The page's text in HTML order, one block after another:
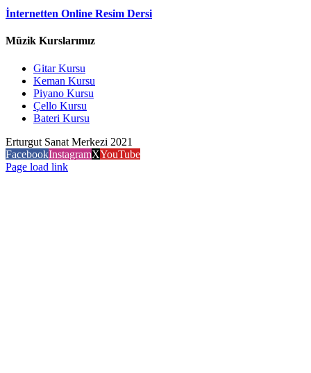
İnternetten Online Resim Dersi
Müzik Kurslarımız
Gitar Kursu
Keman Kursu
Piyano Kursu
Çello Kursu
Bateri Kursu
Erturgut Sanat Merkezi 2021
FacebookInstagramXYouTube
Page load link